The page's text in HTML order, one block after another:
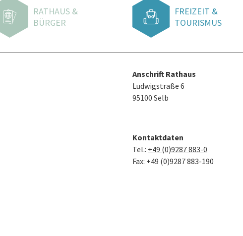
RATHAUS &
BÜRGER
FREIZEIT &
TOURISMUS
Anschrift Rathaus
Ludwigstraße 6
95100 Selb
Kontaktdaten
Tel.: +49 (0)9287 883-0
Fax: +49 (0)9287 883-190